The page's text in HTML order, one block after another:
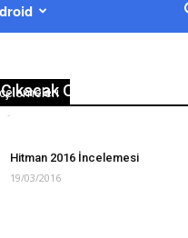
Oyunlar
-
Hitman 2016 İncelemesi
19/03/2016